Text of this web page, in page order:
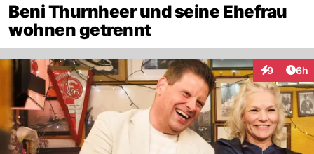
Beni Thurnheer und seine Ehefrau
wohnen getrennt
9 6h